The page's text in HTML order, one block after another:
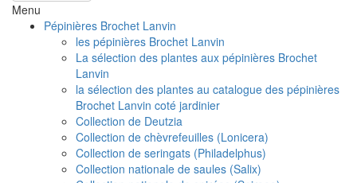
Menu
Pépinières Brochet Lanvin
les pépinières Brochet Lanvin
La sélection des plantes aux pépinières Brochet
Lanvin
la sélection des plantes au catalogue des pépinières
Brochet Lanvin coté jardinier
Collection de Deutzia
Collection de chèvrefeuilles (Lonicera)
Collection de seringats (Philadelphus)
Collection nationale de saules (Salix)